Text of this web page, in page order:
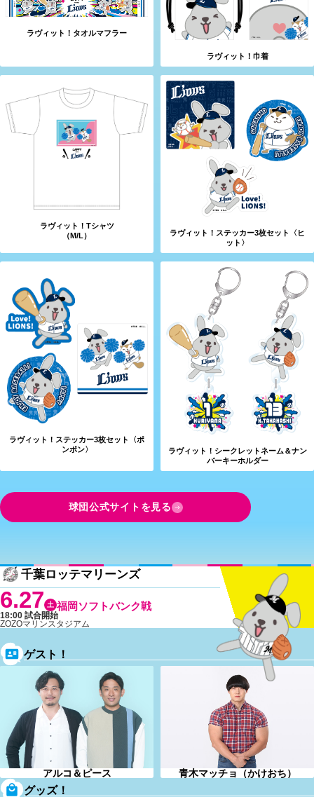
ラヴィット！タオルマフラー
ラヴィット！巾着
ラヴィット！Tシャツ
（M/L）
ラヴィット！ステッカー3枚セット〈ヒ
ット〉
ラヴィット！ステッカー3枚セット〈ポ
ンポン〉
ラヴィット！シークレットネーム＆ナン
バーキーホルダー
球団公式サイトを見る
千葉ロッテマリーンズ
6.27 土 福岡ソフトバンク戦
18:00 試合開始
ZOZOマリンスタジアム
ゲスト！
アルコ＆ピース 青木マッチョ（かけおち）
グッズ！